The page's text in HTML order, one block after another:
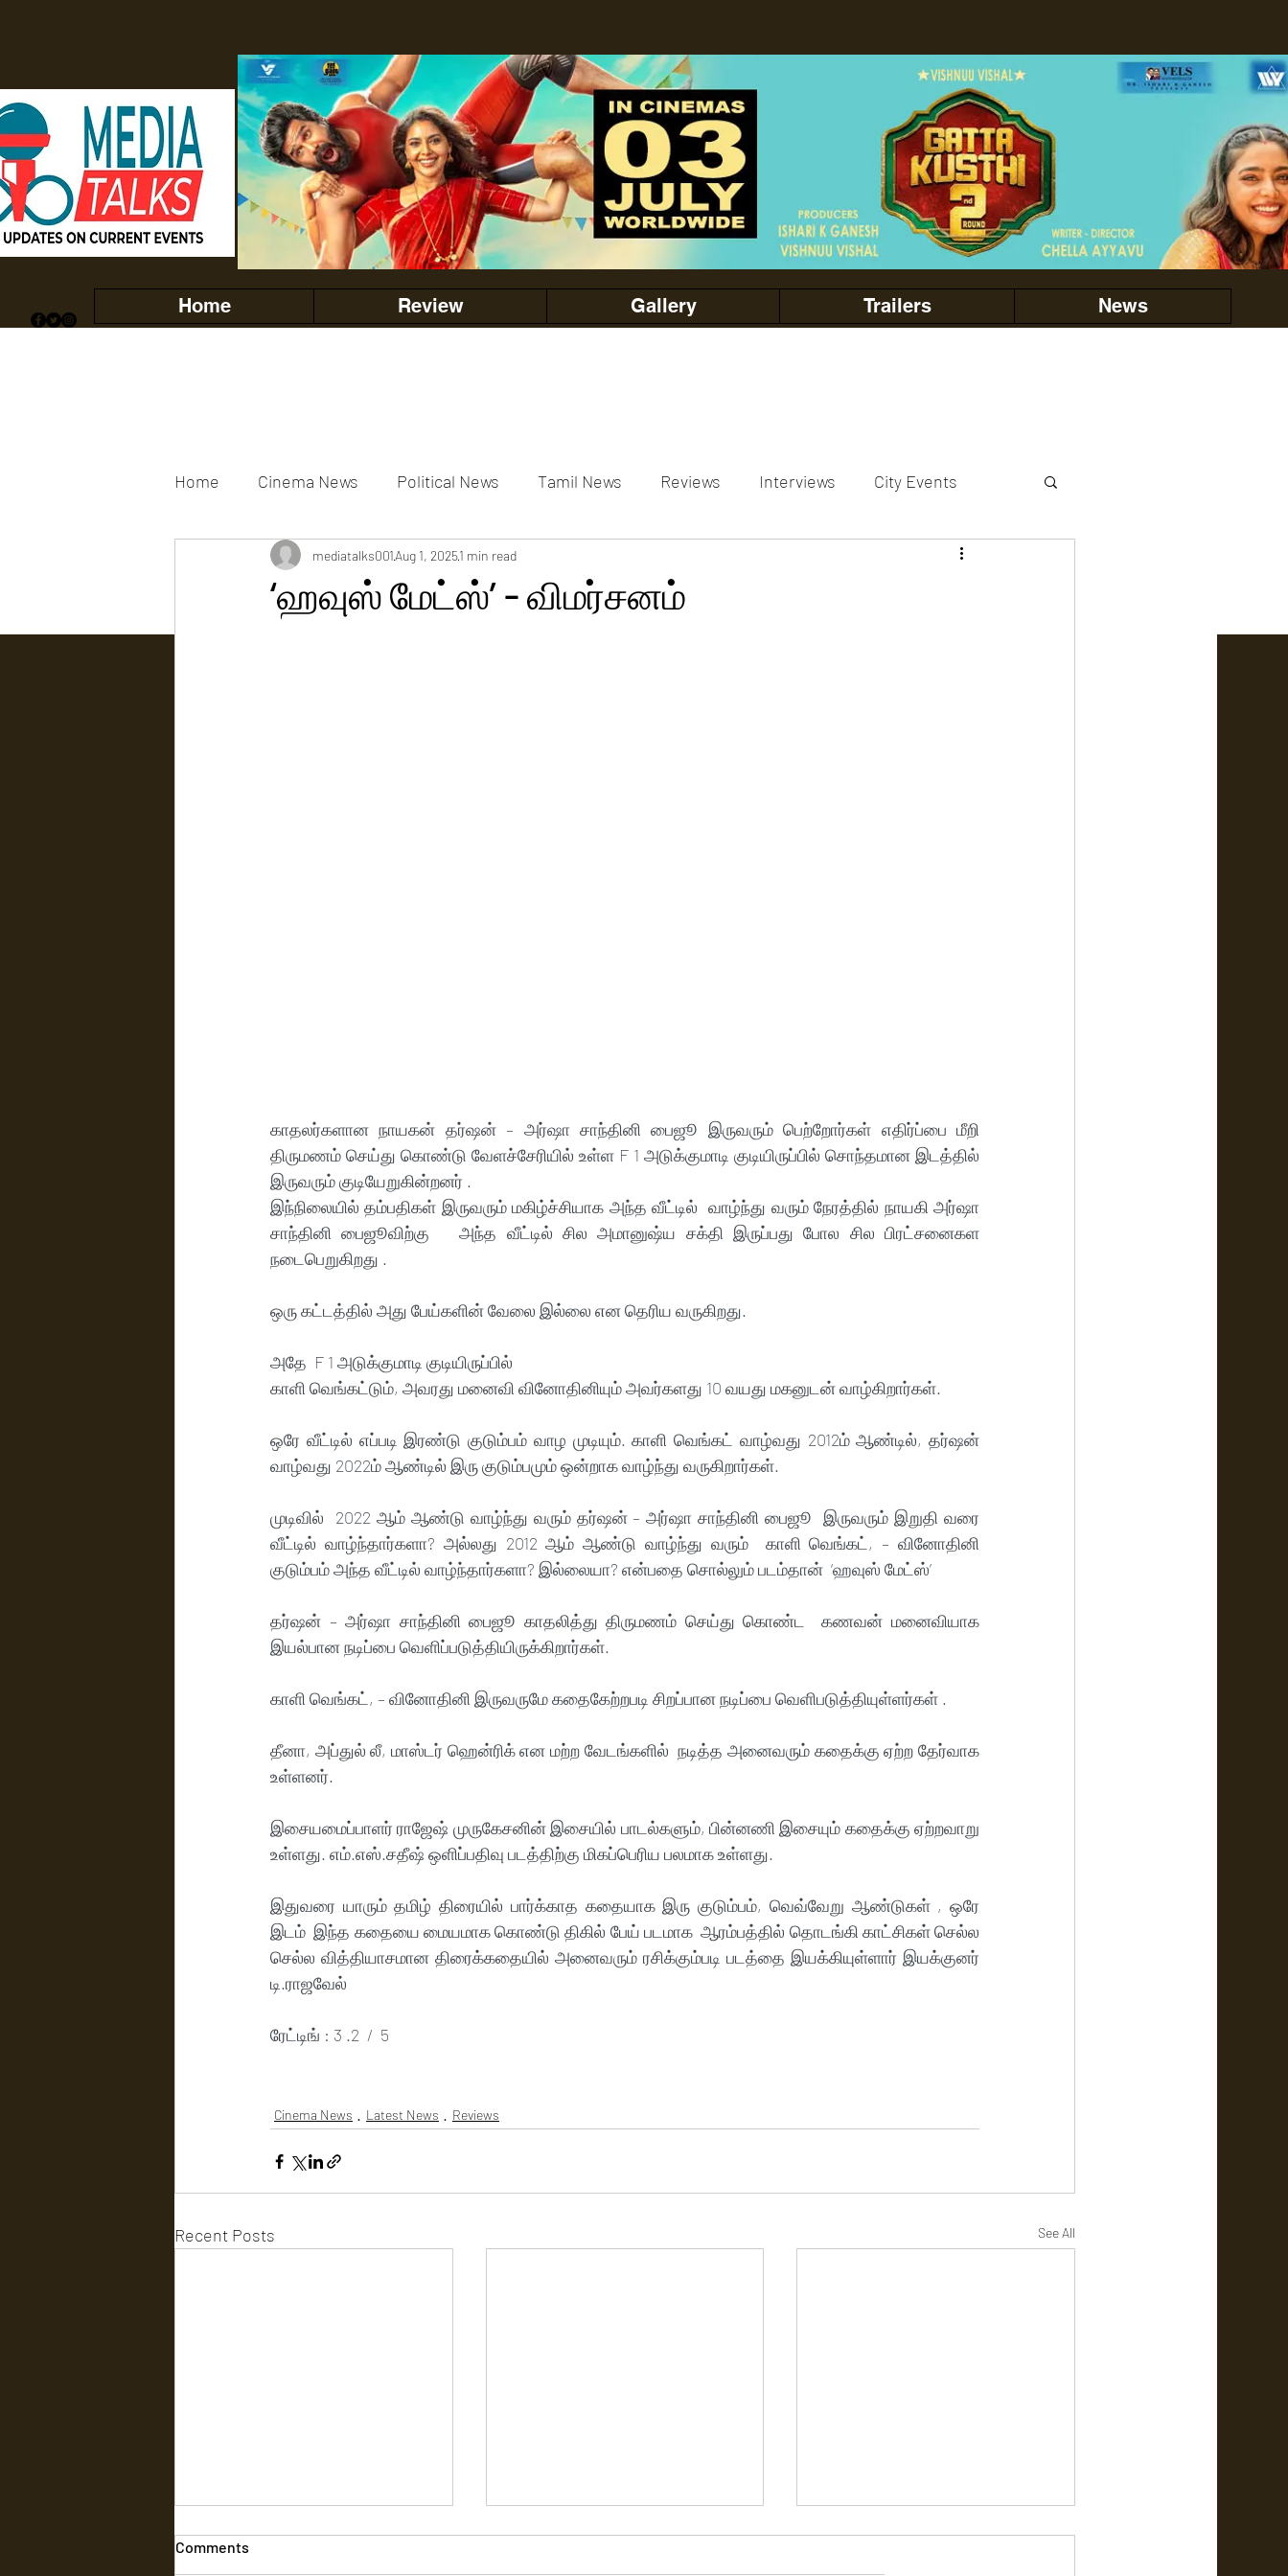
Home Review Gallery Trailers News
Home Cinema News Political News Tamil News Reviews Interviews City Events
Movies Gallery Actress Gallery Events Gallery actors gallery
‘ஹவுஸ் மேட்ஸ்’ - விமர்சனம்
mediatalks001Aug 1, 20251 min read
காதலர்களான நாயகன் தர்ஷன் – அர்ஷா சாந்தினி பைஜூ இருவரும் பெற்றோர்கள் எதிர்ப்பை மீறி
திருமணம் செய்து கொண்டு வேளச்சேரியில் உள்ள F 1 அடுக்குமாடி குடியிருப்பில் சொந்தமான இடத்தில்
இருவரும் குடியேறுகின்றனர் .
இந்நிலையில் தம்பதிகள் இருவரும் மகிழ்ச்சியாக அந்த வீட்டில்  வாழ்ந்து வரும் நேரத்தில் நாயகி அர்ஷா
சாந்தினி பைஜூவிற்கு   அந்த வீட்டில் சில அமானுஷ்ய சக்தி இருப்பது போல சில பிரட்சனைகள
நடைபெறுகிறது .
ஒரு கட்டத்தில் அது பேய்களின் வேலை இல்லை என தெரிய வருகிறது.
அதே  F 1 அடுக்குமாடி குடியிருப்பில்
காளி வெங்கட்டும், அவரது மனைவி வினோதினியும் அவர்களது 10 வயது மகனுடன் வாழ்கிறார்கள்.
ஒரே வீட்டில் எப்படி இரண்டு குடும்பம் வாழ முடியும். காளி வெங்கட் வாழ்வது 2012ம் ஆண்டில், தர்ஷன்
வாழ்வது 2022ம் ஆண்டில் இரு குடும்பமும் ஒன்றாக வாழ்ந்து வருகிறார்கள்.
முடிவில்  2022 ஆம் ஆண்டு வாழ்ந்து வரும் தர்ஷன் – அர்ஷா சாந்தினி பைஜூ  இருவரும் இறுதி வரை
வீட்டில் வாழ்ந்தார்களா? அல்லது 2012 ஆம் ஆண்டு வாழ்ந்து வரும்  காளி வெங்கட், – வினோதினி
குடும்பம் அந்த வீட்டில் வாழ்ந்தார்களா? இல்லையா? என்பதை சொல்லும் படம்தான்  ‘ஹவுஸ் மேட்ஸ்’
தர்ஷன் – அர்ஷா சாந்தினி பைஜூ காதலித்து திருமணம் செய்து கொண்ட  கணவன் மனைவியாக
இயல்பான நடிப்பை வெளிப்படுத்தியிருக்கிறார்கள்.
காளி வெங்கட், – வினோதினி இருவருமே கதைகேற்றபடி சிறப்பான நடிப்பை வெளிபடுத்தியுள்ளர்கள் .
தீனா, அப்துல் லீ, மாஸ்டர் ஹென்ரிக் என மற்ற வேடங்களில்  நடித்த அனைவரும் கதைக்கு ஏற்ற தேர்வாக
உள்ளனர்.
இசையமைப்பாளர் ராஜேஷ் முருகேசனின் இசையில் பாடல்களும், பின்னணி இசையும் கதைக்கு ஏற்றவாறு
உள்ளது. எம்.எஸ்.சதீஷ் ஒளிப்பதிவு படத்திற்கு மிகப்பெரிய பலமாக உள்ளது.
இதுவரை யாரும் தமிழ் திரையில் பார்க்காத கதையாக இரு குடும்பம், வெவ்வேறு ஆண்டுகள் , ஒரே
இடம்  இந்த கதையை மையமாக கொண்டு திகில் பேய் படமாக  ஆரம்பத்தில் தொடங்கி காட்சிகள் செல்ல
செல்ல வித்தியாசமான திரைக்கதையில் அனைவரும் ரசிக்கும்படி படத்தை இயக்கியுள்ளார் இயக்குனர்
டி.ராஜவேல்
ரேட்டிங் : 3 .2  /  5
Cinema News Latest News Reviews
Recent Posts See All
Comments